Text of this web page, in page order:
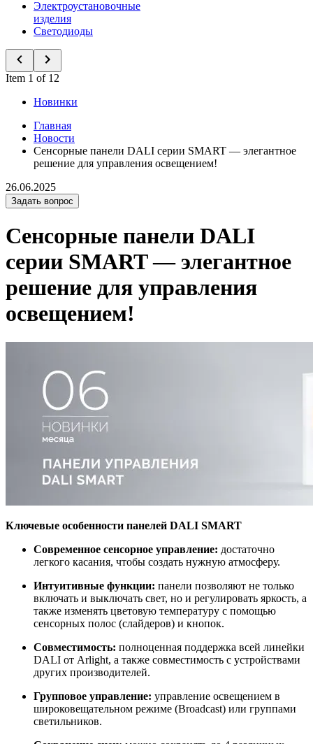
Электроустановочные
изделия
Светодиоды
Item 1 of 12
Новинки
Главная
Новости
Сенсорные панели DALI серии SMART — элегантное
решение для управления освещением!
26.06.2025
Задать вопрос
Сенсорные панели DALI
серии SMART — элегантное
решение для управления
освещением!
Ключевые особенности панелей DALI SMART
Современное сенсорное управление: достаточно
легкого касания, чтобы создать нужную атмосферу.
Интуитивные функции: панели позволяют не только
включать и выключать свет, но и регулировать яркость, а
также изменять цветовую температуру с помощью
сенсорных полос (слайдеров) и кнопок.
Совместимость: полноценная поддержка всей линейки
DALI от Arlight, а также совместимость с устройствами
других производителей.
Групповое управление: управление освещением в
широковещательном режиме (Broadcast) или группами
светильников.